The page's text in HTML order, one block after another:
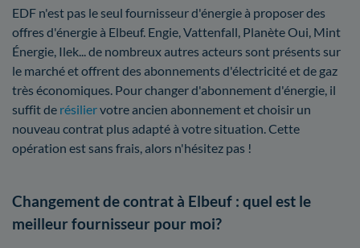
EDF n'est pas le seul fournisseur d'énergie à proposer des
offres d'énergie à Elbeuf. Engie, Vattenfall, Planète Oui, Mint
Énergie, Ilek... de nombreux autres acteurs sont présents sur
le marché et offrent des abonnements d'électricité et de gaz
très économiques. Pour changer d'abonnement d'énergie, il
suffit de résiliervotre ancien abonnement et choisir un
nouveau contrat plus adapté à votre situation. Cette
opération est sans frais, alors n'hésitez pas !
Changement de contrat à Elbeuf : quel est le
meilleur fournisseur pour moi?